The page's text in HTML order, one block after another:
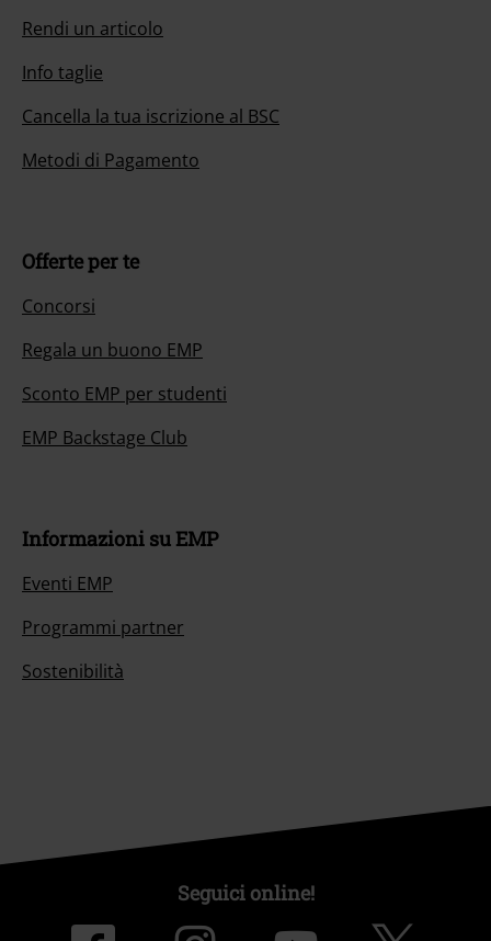
Rendi un articolo
Info taglie
Cancella la tua iscrizione al BSC
Metodi di Pagamento
Offerte per te
Concorsi
Regala un buono EMP
Sconto EMP per studenti
EMP Backstage Club
Informazioni su EMP
Eventi EMP
Programmi partner
Sostenibilità
Seguici online!